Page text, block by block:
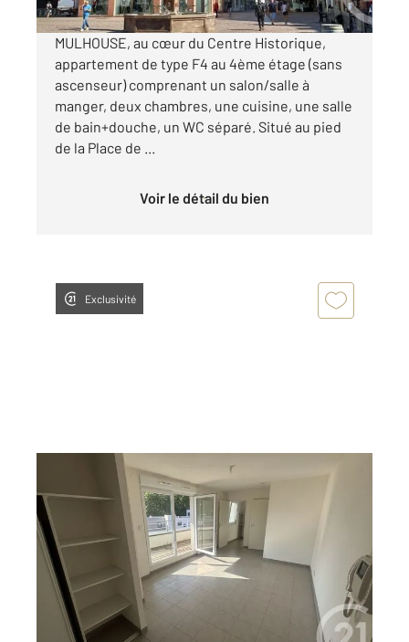
MULHOUSE, au cœur du Centre Historique,
appartement de type F4 au 4ème étage (sans
ascenseur) comprenant un salon/salle à
manger, deux chambres, une cuisine, une salle
de bain+douche, un WC séparé. Situé au pied
de la Place de ...
Voir le détail du bien
Exclusivité
MULHOUSE 68
29 m , 1 pièce
Appartement F1 à louer
510 €
par mois charges comprises